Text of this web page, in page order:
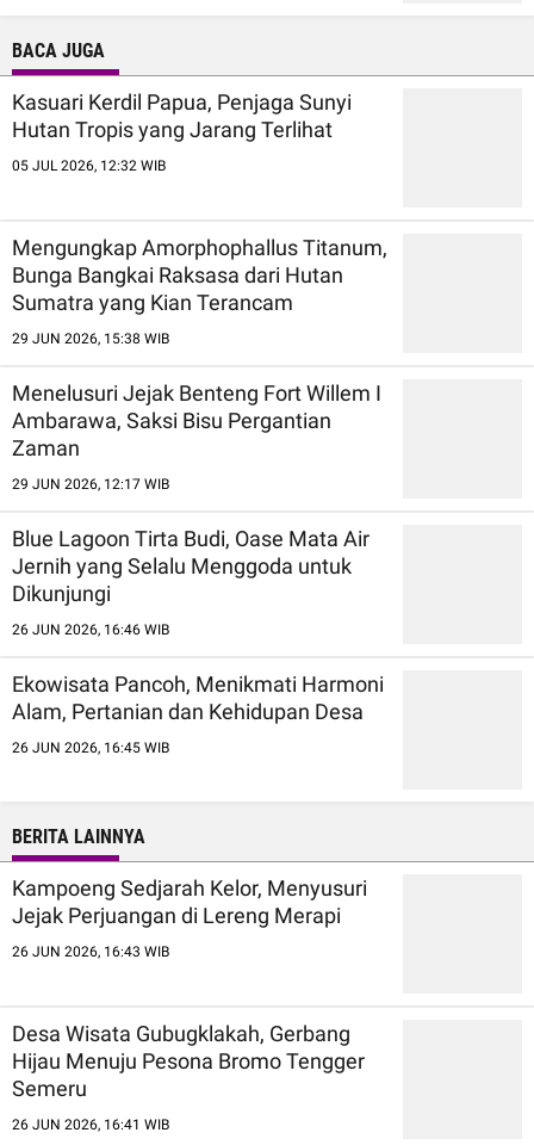
BACA JUGA
Kasuari Kerdil Papua, Penjaga Sunyi
Hutan Tropis yang Jarang Terlihat
05 JUL 2026, 12:32 WIB
Mengungkap Amorphophallus Titanum,
Bunga Bangkai Raksasa dari Hutan
Sumatra yang Kian Terancam
29 JUN 2026, 15:38 WIB
Menelusuri Jejak Benteng Fort Willem I
Ambarawa, Saksi Bisu Pergantian
Zaman
29 JUN 2026, 12:17 WIB
Blue Lagoon Tirta Budi, Oase Mata Air
Jernih yang Selalu Menggoda untuk
Dikunjungi
26 JUN 2026, 16:46 WIB
Ekowisata Pancoh, Menikmati Harmoni
Alam, Pertanian dan Kehidupan Desa
26 JUN 2026, 16:45 WIB
BERITA LAINNYA
Kampoeng Sedjarah Kelor, Menyusuri
Jejak Perjuangan di Lereng Merapi
26 JUN 2026, 16:43 WIB
Desa Wisata Gubugklakah, Gerbang
Hijau Menuju Pesona Bromo Tengger
Semeru
26 JUN 2026, 16:41 WIB